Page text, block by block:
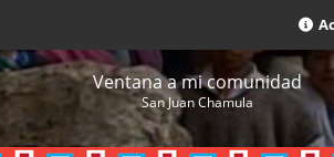
Ventana a mi comunidad
San Juan Chamula